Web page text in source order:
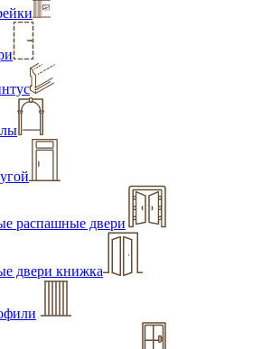
распашные двери
двери книжка